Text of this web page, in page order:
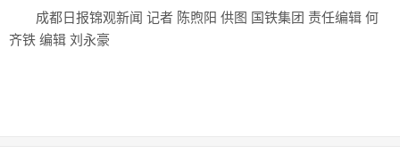
成都日报锦观新闻 记者 陈煦阳 供图 国铁集团 责任编辑 何
齐铁 编辑 刘永豪